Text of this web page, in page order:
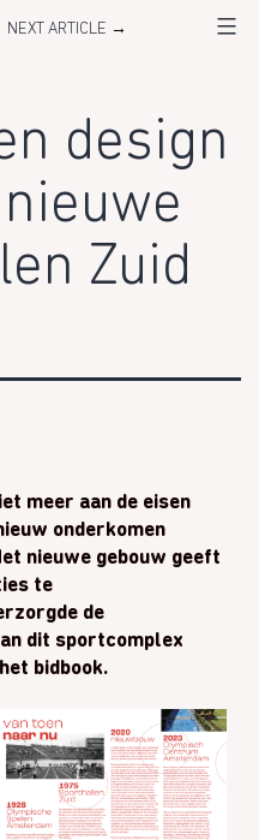
NEXT ARTICLE → Menu
design
Zuid
meer aan de eisen
onderkomen
nieuwe gebouw geeft
te
de
dit sportcomplex
bidbook.